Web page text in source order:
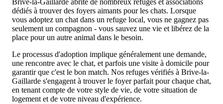
Brive-la-Gaillarde abrite de nombreux refuges et associations
dédiés à trouver des foyers aimants pour les chats. Lorsque
vous adoptez un chat dans un refuge local, vous ne gagnez pas
seulement un compagnon - vous sauvez une vie et libérez de la
place pour un autre animal dans le besoin.
Le processus d'adoption implique généralement une demande,
une rencontre avec le chat, et parfois une visite à domicile pour
garantir que c'est le bon match. Nos refuges vérifiés à Brive-la-
Gaillarde s'engagent à trouver le foyer parfait pour chaque chat,
en tenant compte de votre style de vie, de votre situation de
logement et de votre niveau d'expérience.